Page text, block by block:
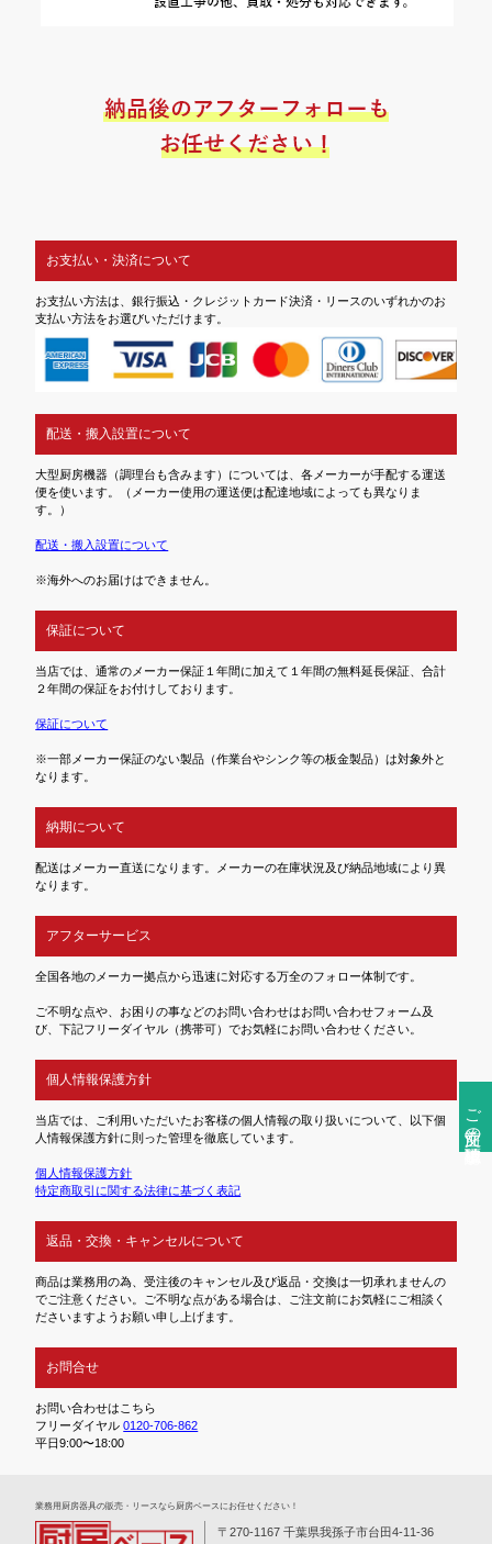
ご注文前の確認事項
お支払い・決済について
お支払い方法は、銀行振込・クレジットカード決済・リースのいずれかのお
支払い方法をお選びいただけます。
配送・搬入設置について
大型厨房機器（調理台も含みます）については、各メーカーが手配する運送
便を使います。（メーカー使用の運送便は配達地域によっても異なりま
す。）
配送・搬入設置について
※海外へのお届けはできません。
保証について
当店では、通常のメーカー保証１年間に加えて１年間の無料延長保証、合計
２年間の保証をお付けしております。
保証について
※一部メーカー保証のない製品（作業台やシンク等の板金製品）は対象外と
なります。
納期について
配送はメーカー直送になります。メーカーの在庫状況及び納品地域により異
なります。
アフターサービス
全国各地のメーカー拠点から迅速に対応する万全のフォロー体制です。
ご不明な点や、お困りの事などのお問い合わせはお問い合わせフォーム及
び、下記フリーダイヤル（携帯可）でお気軽にお問い合わせください。
個人情報保護方針
当店では、ご利用いただいたお客様の個人情報の取り扱いについて、以下個
人情報保護方針に則った管理を徹底しています。
個人情報保護方針
特定商取引に関する法律に基づく表記
返品・交換・キャンセルについて
商品は業務用の為、受注後のキャンセル及び返品・交換は一切承れませんの
でご注意ください。ご不明な点がある場合は、ご注文前にお気軽にご相談く
ださいますようお願い申し上げます。
お問合せ
お問い合わせはこちら
フリーダイヤル0120-706-862
平日9:00〜18:00
業務⽤厨房器具の販売・リースなら厨房ベースにお任せください！
〒270-1167 千葉県我孫子市台田4-11-36